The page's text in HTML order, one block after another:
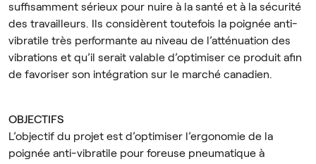
suffisamment sérieux pour nuire à la santé et à la sécurité
des travailleurs. Ils considèrent toutefois la poignée anti-
vibratile très performante au niveau de l’atténuation des
vibrations et qu’il serait valable d’optimiser ce produit afin
de favoriser son intégration sur le marché canadien.
OBJECTIFS
L’objectif du projet est d’optimiser l’ergonomie de la
poignée anti-vibratile pour foreuse pneumatique à